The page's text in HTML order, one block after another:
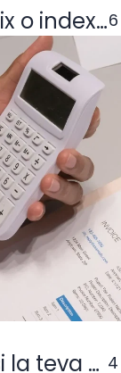
o
la teva